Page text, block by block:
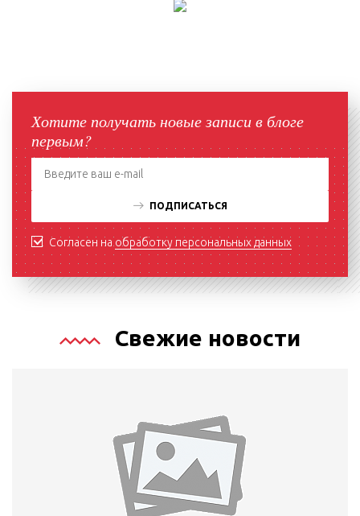
Хотите получать новые записи в блоге
первым?
ПОДПИСАТЬСЯ
Согласен на обработку персональных данных
Свежие новости